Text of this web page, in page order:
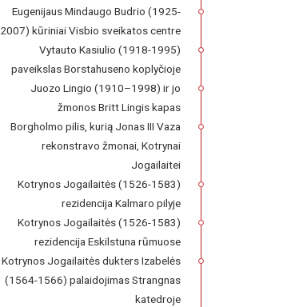
Eugenijaus Mindaugo Budrio (1925-
2007) kūriniai Visbio sveikatos centre
Vytauto Kasiulio (1918-1995)
paveikslas Borstahuseno koplyčioje
Juozo Lingio (1910–1998) ir jo
žmonos Britt Lingis kapas
Borgholmo pilis, kurią Jonas III Vaza
rekonstravo žmonai, Kotrynai
Jogailaitei
Kotrynos Jogailaitės (1526-1583)
rezidencija Kalmaro pilyje
Kotrynos Jogailaitės (1526-1583)
rezidencija Eskilstuna rūmuose
Kotrynos Jogailaitės dukters Izabelės
(1564-1566) palaidojimas Strangnas
katedroje